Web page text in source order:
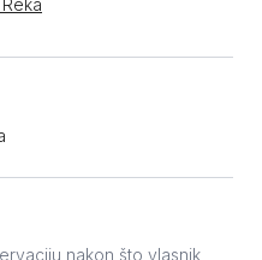
nakon što vlasnik